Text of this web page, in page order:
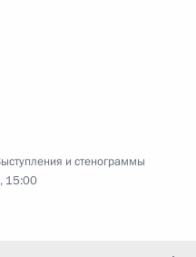
и стенограммы
15:00